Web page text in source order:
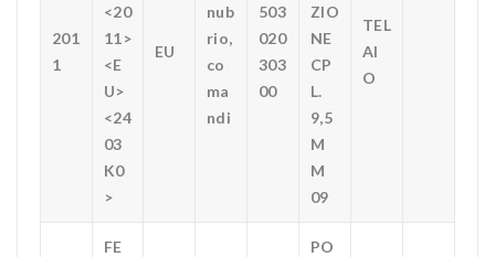
201
1
<20
11>
<E
U>
<24
03
K0
>
EU
nub
rio,
co
ma
ndi
503
020
303
00
ZIO
NE
CP
L.
9,5
M
M
09
TEL
AI
O
FE
PO